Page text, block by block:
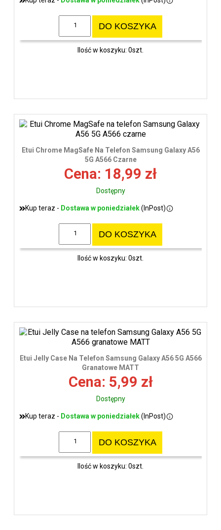
DO KOSZYKA
Ilość w koszyku: 0szt.
Etui Chrome MagSafe Na Telefon Samsung Galaxy A56
5G A566 Czarne
Cena: 18,99 zł
Dostępny
Kup teraz - Dostawa w poniedziałek(InPost)
DO KOSZYKA
Ilość w koszyku: 0szt.
Etui Jelly Case Na Telefon Samsung Galaxy A56 5G A566
Granatowe MATT
Cena: 5,99 zł
Dostępny
Kup teraz - Dostawa w poniedziałek(InPost)
DO KOSZYKA
Ilość w koszyku: 0szt.